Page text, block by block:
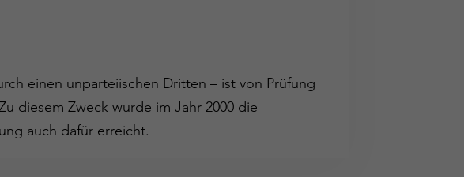
einen unparteiischen Dritten – ist von Prüfung
diesem Zweck wurde im Jahr 2000 die
auch dafür erreicht.